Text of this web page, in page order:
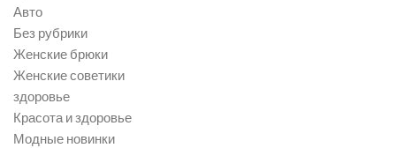
Авто
Без рубрики
Женские брюки
Женские советики
здоровье
Красота и здоровье
Модные новинки